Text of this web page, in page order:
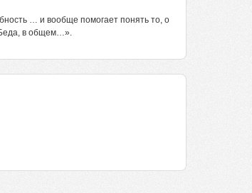
… и вообще помогает понять то, о
в общем…».